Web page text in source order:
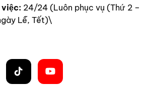
24/24 (Luôn phục vụ (Thứ 2 –
Lễ, Tết)\